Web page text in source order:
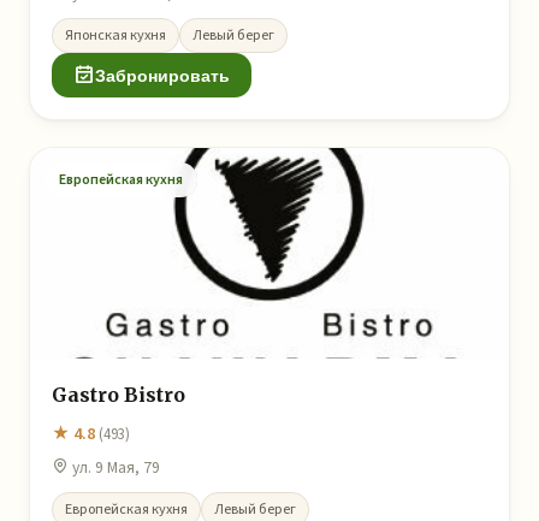
Японская кухня Левый берег
Забронировать
Европейская кухня
Gastro Bistro
★ 4.8 (493)
ул. 9 Мая, 79
Европейская кухня Левый берег